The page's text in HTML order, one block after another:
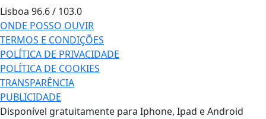
Lisboa 96.6 / 103.0
ONDE POSSO OUVIR
TERMOS E CONDIÇÕES
POLÍTICA DE PRIVACIDADE
POLÍTICA DE COOKIES
TRANSPARÊNCIA
PUBLICIDADE
Disponível gratuitamente para Iphone, Ipad e Android